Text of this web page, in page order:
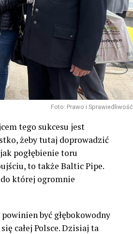
Foto: Prawo i Sprawiedliwość
tego sukcesu jest
żeby tutaj doprowadzić
pogłębienie toru
to także Baltic Pipe.
do której ogromnie
być głębokowodny
całej Polsce. Dzisiaj ta